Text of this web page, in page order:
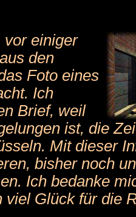
vor einiger
den
Foto eines
Ich
Brief, weil
ist, die
Mit dieser
bisher noch
Ich bedanke
viel Glück für die